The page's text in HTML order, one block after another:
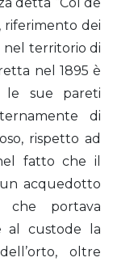
riferimento dei
nel territorio di
nel 1895 è
le sue pareti
di
rispetto ad
fatto che il
acquedotto
portava
al custode la
oltre